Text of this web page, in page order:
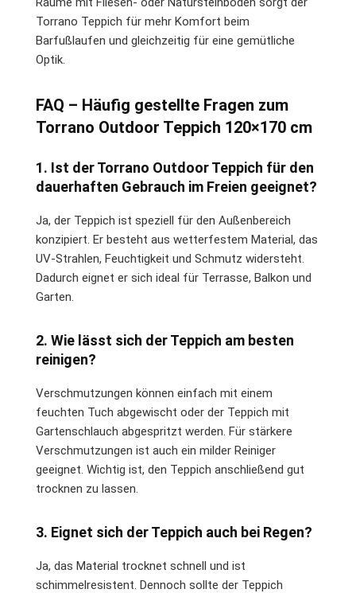
Torrano Teppich für mehr Komfort beim
Barfußlaufen und gleichzeitig für eine gemütliche
Optik.
FAQ – Häufig gestellte Fragen zum
Torrano Outdoor Teppich 120×170 cm
1. Ist der Torrano Outdoor Teppich für den
dauerhaften Gebrauch im Freien geeignet?
Ja, der Teppich ist speziell für den Außenbereich
konzipiert. Er besteht aus wetterfestem Material, das
UV-Strahlen, Feuchtigkeit und Schmutz widersteht.
Dadurch eignet er sich ideal für Terrasse, Balkon und
Garten.
2. Wie lässt sich der Teppich am besten
reinigen?
Verschmutzungen können einfach mit einem
feuchten Tuch abgewischt oder der Teppich mit
Gartenschlauch abgespritzt werden. Für stärkere
Verschmutzungen ist auch ein milder Reiniger
geeignet. Wichtig ist, den Teppich anschließend gut
trocknen zu lassen.
3. Eignet sich der Teppich auch bei Regen?
Ja, das Material trocknet schnell und ist
schimmelresistent. Dennoch sollte der Teppich